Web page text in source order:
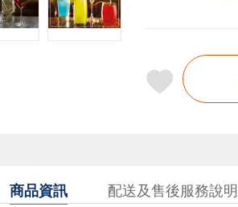
商品資訊 配送及售後服務說明